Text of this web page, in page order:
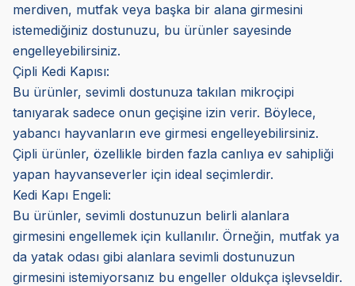
merdiven, mutfak veya başka bir alana girmesini
istemediğiniz dostunuzu, bu ürünler sayesinde
engelleyebilirsiniz.
Çipli Kedi Kapısı:
Bu ürünler, sevimli dostunuza takılan mikroçipi
tanıyarak sadece onun geçişine izin verir. Böylece,
yabancı hayvanların eve girmesi engelleyebilirsiniz.
Çipli ürünler, özellikle birden fazla canlıya ev sahipliği
yapan hayvanseverler için ideal seçimlerdir.
Kedi Kapı Engeli:
Bu ürünler, sevimli dostunuzun belirli alanlara
girmesini engellemek için kullanılır. Örneğin, mutfak ya
da yatak odası gibi alanlara sevimli dostunuzun
girmesini istemiyorsanız bu engeller oldukça işlevseldir.